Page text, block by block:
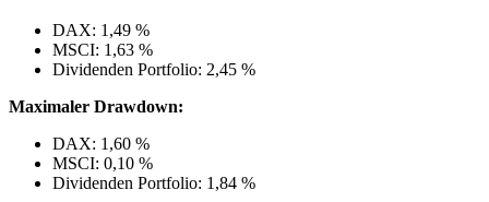
DAX: 1,49 %
MSCI: 1,63 %
Dividenden Portfolio: 2,45 %
Maximaler Drawdown:
DAX: 1,60 %
MSCI: 0,10 %
Dividenden Portfolio: 1,84 %